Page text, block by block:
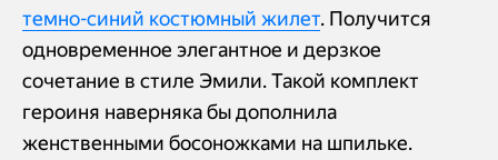
темно-синий костюмный жилет. Получится
одновременное элегантное и дерзкое
сочетание в стиле Эмили. Такой комплект
героиня наверняка бы дополнила
женственными босоножками на шпильке.